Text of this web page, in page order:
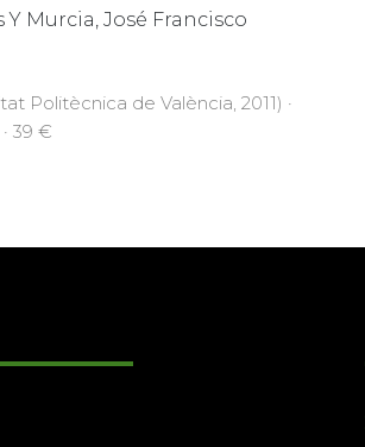
Y Murcia, José Francisco
Politècnica de València, 2011) ·
39 €